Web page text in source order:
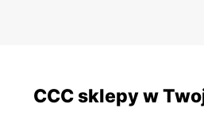
CCC sklepy w